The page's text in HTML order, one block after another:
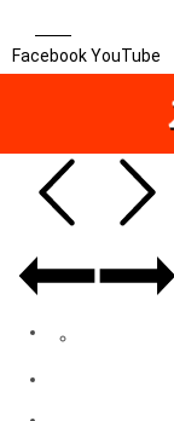
FacebookYouTube